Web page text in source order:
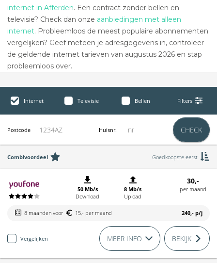
internet in Afferden. Een contract zonder bellen en
televisie? Check dan onze aanbiedingen met alleen
internet. Probleemloos de meest populaire abonnementen
vergelijken? Geef meteen je adresgegevens in, controleer
de geldende internet tarieven van augustus 2026 en stap
probleemloos over.
Internet Televisie Bellen Filters
Postcode Huisnr. CHECK
Combivoordeel Goedkoopste eerst
50 Mb/s
Download
8 Mb/s
Upload
30,-
per maand
8 maanden voor 15,- per maand 240,- p/j
Vergelijken MEER INFO BEKIJK